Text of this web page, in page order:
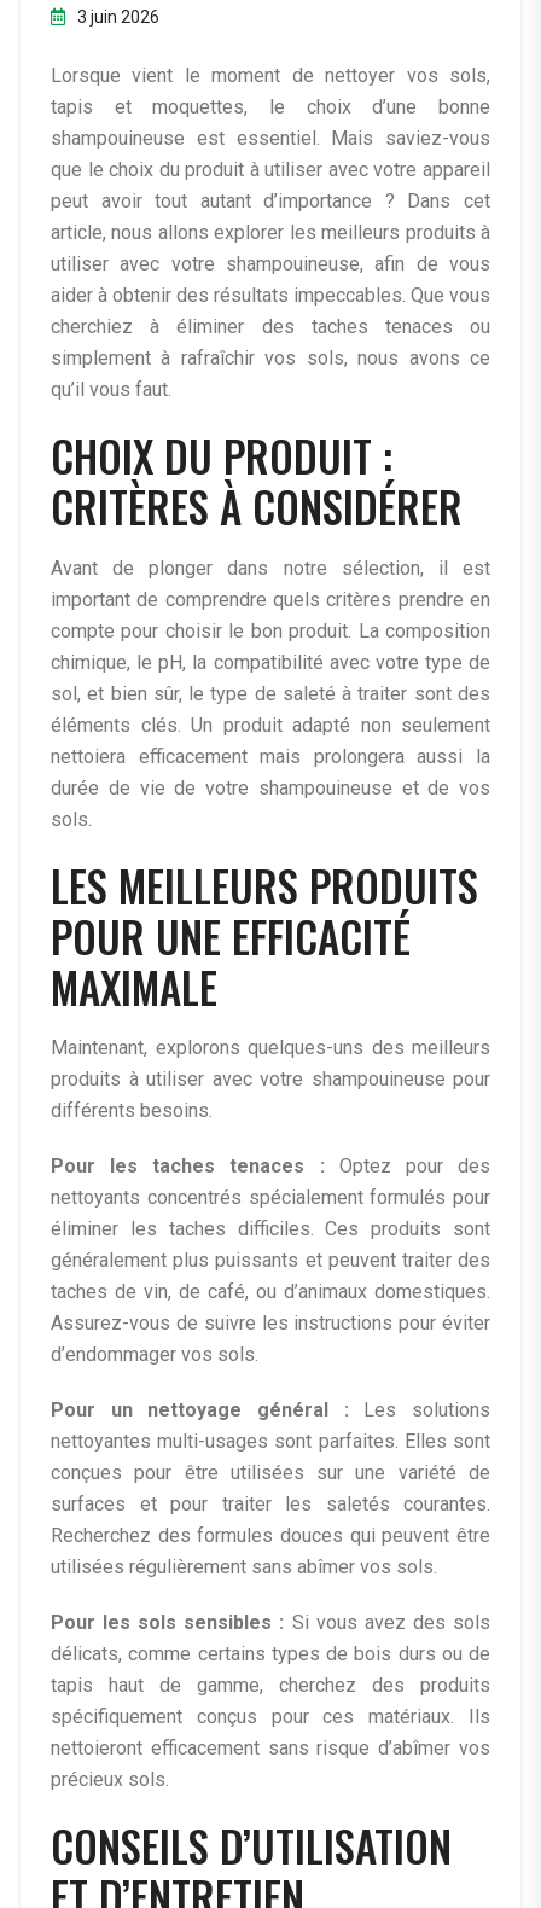
3 juin 2026
Lorsque vient le moment de nettoyer vos sols,
tapis et moquettes, le choix d’une bonne
shampouineuse est essentiel. Mais saviez-vous
que le choix du produit à utiliser avec votre appareil
peut avoir tout autant d’importance ? Dans cet
article, nous allons explorer les meilleurs produits à
utiliser avec votre shampouineuse, afin de vous
aider à obtenir des résultats impeccables. Que vous
cherchiez à éliminer des taches tenaces ou
simplement à rafraîchir vos sols, nous avons ce
qu’il vous faut.
CHOIX DU PRODUIT :
CRITÈRES À CONSIDÉRER
Avant de plonger dans notre sélection, il est
important de comprendre quels critères prendre en
compte pour choisir le bon produit. La composition
chimique, le pH, la compatibilité avec votre type de
sol, et bien sûr, le type de saleté à traiter sont des
éléments clés. Un produit adapté non seulement
nettoiera efficacement mais prolongera aussi la
durée de vie de votre shampouineuse et de vos
sols.
LES MEILLEURS PRODUITS
POUR UNE EFFICACITÉ
MAXIMALE
Maintenant, explorons quelques-uns des meilleurs
produits à utiliser avec votre shampouineuse pour
différents besoins.
Pour les taches tenaces : Optez pour des
nettoyants concentrés spécialement formulés pour
éliminer les taches difficiles. Ces produits sont
généralement plus puissants et peuvent traiter des
taches de vin, de café, ou d’animaux domestiques.
Assurez-vous de suivre les instructions pour éviter
d’endommager vos sols.
Pour un nettoyage général : Les solutions
nettoyantes multi-usages sont parfaites. Elles sont
conçues pour être utilisées sur une variété de
surfaces et pour traiter les saletés courantes.
Recherchez des formules douces qui peuvent être
utilisées régulièrement sans abîmer vos sols.
Pour les sols sensibles : Si vous avez des sols
délicats, comme certains types de bois durs ou de
tapis haut de gamme, cherchez des produits
spécifiquement conçus pour ces matériaux. Ils
nettoieront efficacement sans risque d’abîmer vos
précieux sols.
CONSEILS D’UTILISATION